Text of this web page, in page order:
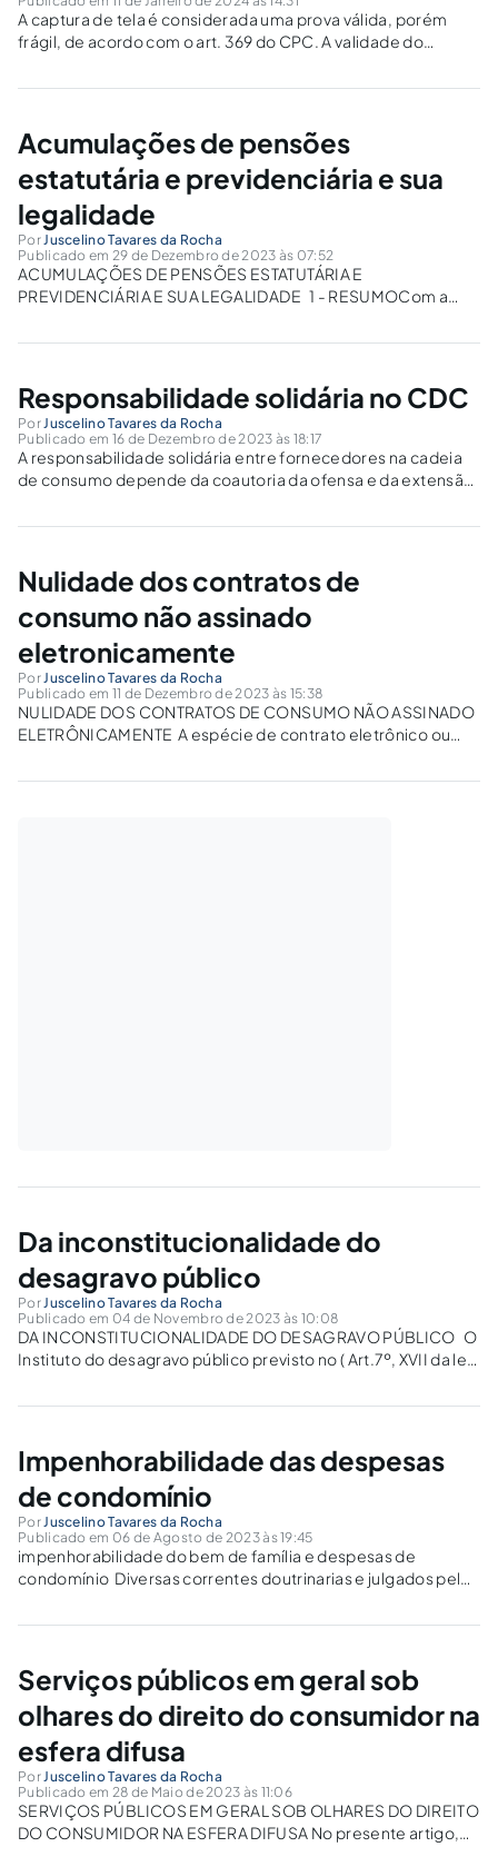
A captura de tela é considerada uma prova válida, porém
frágil, de acordo com o art. 369 do CPC. A validade do
Acumulações de pensões
estatutária e previdenciária e sua
legalidade
PorJuscelino Tavares da Rocha
Publicado em 29 de Dezembro de 2023 às 07:52
ACUMULAÇÕES DE PENSÕES ESTATUTÁRIA E
PREVIDENCIÁRIA E SUA LEGALIDADE 1 - RESUMOCom a
103/2019 ), as regras para acumulação de pensões foram
essas regras prevalecem para quem já...
Responsabilidade solidária no CDC
PorJuscelino Tavares da Rocha
Publicado em 16 de Dezembro de 2023 às 18:17
A responsabilidade solidária entre fornecedores na cadeia
de consumo depende da coautoria da ofensa e da extensão
Nulidade dos contratos de
consumo não assinado
eletronicamente
PorJuscelino Tavares da Rocha
Publicado em 11 de Dezembro de 2023 às 15:38
NULIDADE DOS CONTRATOS DE CONSUMO NÃO ASSINADO
ELETRÔNICAMENTE A espécie de contrato eletrônico ou
jurídica no Brasil, vez que precisa de amparo legal, ou seja,
Da inconstitucionalidade do
desagravo público
PorJuscelino Tavares da Rocha
Publicado em 04 de Novembro de 2023 às 10:08
DA INCONSTITUCIONALIDADE DO DESAGRAVO PÚBLICO O
Instituto do desagravo público previsto no ( Art.7º, XVII da lei
sua essência, precede de vicio de inconstitucionalidade em
Impenhorabilidade das despesas
de condomínio
PorJuscelino Tavares da Rocha
Publicado em 06 de Agosto de 2023 às 19:45
impenhorabilidade do bem de família e despesas de
condomínio Diversas correntes doutrinarias e julgados pelos
vem embarcando na síntese jurídica doutrinaria de
Serviços públicos em geral sob
olhares do direito do consumidor na
esfera difusa
PorJuscelino Tavares da Rocha
Publicado em 28 de Maio de 2023 às 11:06
SERVIÇOS PÚBLICOS EM GERAL SOB OLHARES DO DIREITO
DO CONSUMIDOR NA ESFERA DIFUSA No presente artigo,